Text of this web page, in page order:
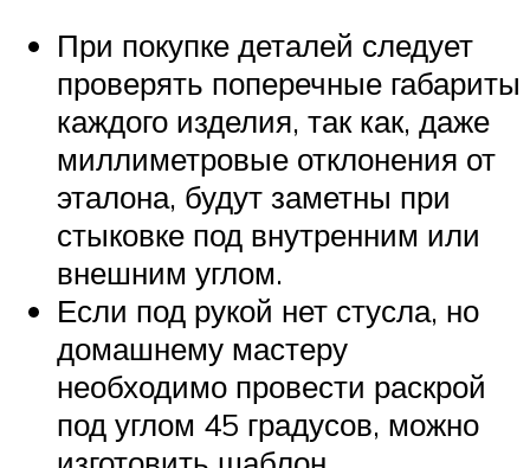
При покупке деталей следует
проверять поперечные габариты
каждого изделия, так как, даже
миллиметровые отклонения от
эталона, будут заметны при
стыковке под внутренним или
внешним углом.
Если под рукой нет стусла, но
домашнему мастеру
необходимо провести раскрой
под углом 45 градусов, можно